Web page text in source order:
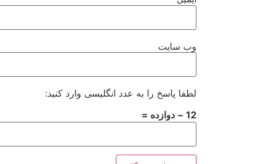
وب‌ سایت
لطفا پاسخ را به عدد انگلیسی وارد کنید:
12 − دوازده =